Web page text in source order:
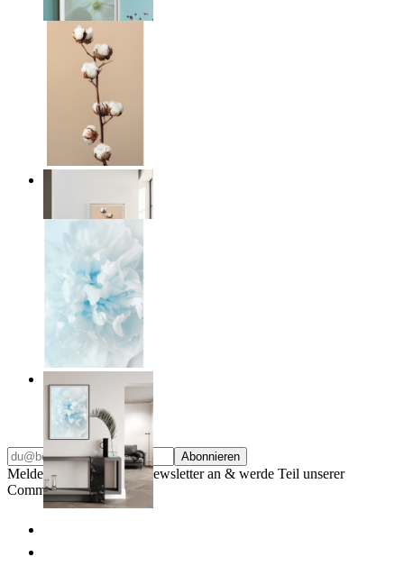
14,95 €
14,95 €
Ab 14,95 €
Abonnieren
Melde dich für unseren Newsletter an & werde Teil unserer
Community